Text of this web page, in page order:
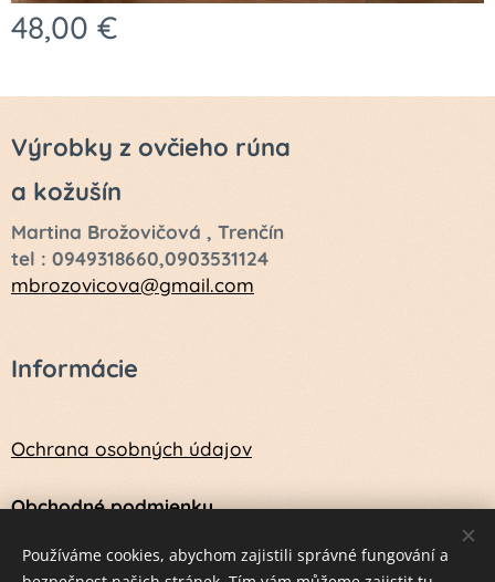
48,00 €
Výrobky z ovčieho rúna
a kožušín
Martina Brožovičová , Trenčín
tel : 0949318660,0903531124
mbrozovicova@gmail.com
Informácie
Ochrana osobných údajov
Obchodné podmienky
Návod na údržbu a ošetrenie vlny a kožušín
Používáme cookies, abychom zajistili správné fungování a